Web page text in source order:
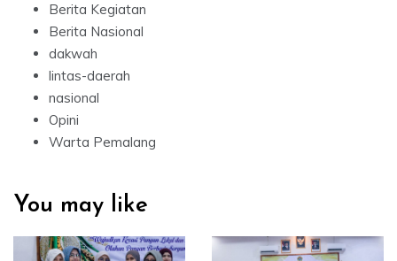
Berita Kegiatan
Berita Nasional
dakwah
lintas-daerah
nasional
Opini
Warta Pemalang
You may like